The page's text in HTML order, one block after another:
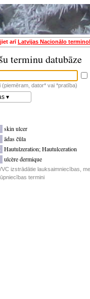
arīLatvijas Nacionālo
terminu datubāze
dator* vai *pratība)
▾
skin ulcer
ādas čūla
Hautulzeration;Hautulceration
ulcère dermique
izstrādātie lauksaimniecības,
termini